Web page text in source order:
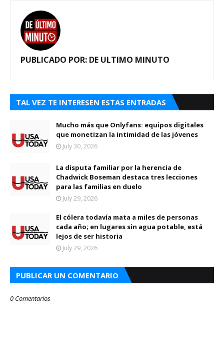
PUBLICADO POR: DE ULTIMO MINUTO
TAL VEZ TE INTERESEN ESTAS ENTRADAS
Mucho más que Onlyfans: equipos digitales
que monetizan la intimidad de las jóvenes
July 30, 2026
La disputa familiar por la herencia de
Chadwick Boseman destaca tres lecciones
para las familias en duelo
July 29, 2026
El cólera todavía mata a miles de personas
cada año; en lugares sin agua potable, está
lejos de ser historia
July 29, 2026
PUBLICAR UN COMENTARIO
0 Comentarios